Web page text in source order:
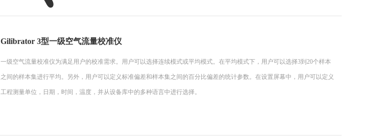
Gilibrator 3型一级空气流量校准仪
一级空气流量校准仪为满足用户的校准需求。用户可以选择连续模式或平均模式。在平均模式下，用户可以选择3到20个样本
之间的样本集进行平均。另外，用户可以定义标准偏差和样本集之间的百分比偏差的统计参数。在设置屏幕中，用户可以定义
工程测量单位，日期，时间，温度，并从设备库中的多种语言中进行选择。